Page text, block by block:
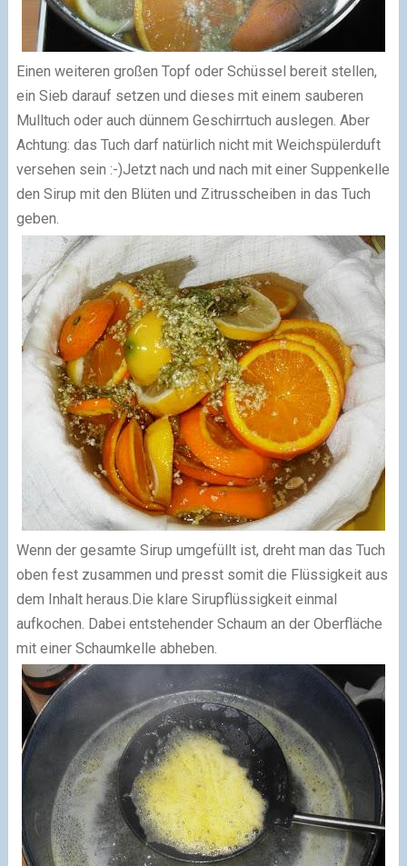
Einen weiteren großen Topf oder Schüssel bereit stellen,
ein Sieb darauf setzen und dieses mit einem sauberen
Mulltuch oder auch dünnem Geschirrtuch auslegen. Aber
Achtung: das Tuch darf natürlich nicht mit Weichspülerduft
versehen sein :-)Jetzt nach und nach mit einer Suppenkelle
den Sirup mit den Blüten und Zitrusscheiben in das Tuch
geben.
Wenn der gesamte Sirup umgefüllt ist, dreht man das Tuch
oben fest zusammen und presst somit die Flüssigkeit aus
dem Inhalt heraus. Die klare Sirupflüssigkeit einmal
aufkochen. Dabei entstehender Schaum an der Oberfläche
mit einer Schaumkelle abheben.